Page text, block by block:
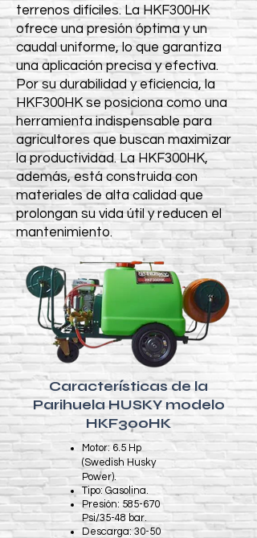
terrenos difíciles. La HKF300HK
ofrece una presión óptima y un
caudal uniforme, lo que garantiza
una aplicación precisa y efectiva.
Por su durabilidad y eficiencia, la
HKF300HK se posiciona como una
herramienta indispensable para
agricultores que buscan maximizar
la productividad. La HKF300HK,
además, está construida con
materiales de alta calidad que
prolongan su vida útil y reducen el
mantenimiento.
Características de la
Parihuela HUSKY modelo
HKF300HK
Motor: 6.5 Hp
(Swedish Husky
Power).
Tipo: Gasolina.
Presión: 585-670
Psi/35-48 bar.
Descarga: 30-50